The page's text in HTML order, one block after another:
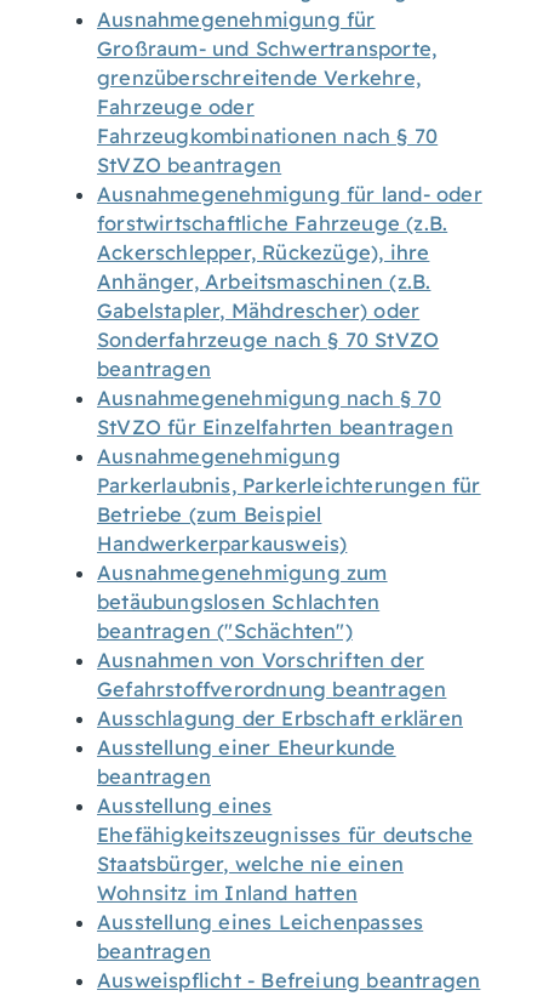
Ausnahmegenehmigung für
Großraum- und Schwertransporte,
grenzüberschreitende Verkehre,
Fahrzeuge oder
Fahrzeugkombinationen nach § 70
StVZO beantragen
Ausnahmegenehmigung für land- oder
forstwirtschaftliche Fahrzeuge (z.B.
Ackerschlepper, Rückezüge), ihre
Anhänger, Arbeitsmaschinen (z.B.
Gabelstapler, Mähdrescher) oder
Sonderfahrzeuge nach § 70 StVZO
beantragen
Ausnahmegenehmigung nach § 70
StVZO für Einzelfahrten beantragen
Ausnahmegenehmigung
Parkerlaubnis, Parkerleichterungen für
Betriebe (zum Beispiel
Handwerkerparkausweis)
Ausnahmegenehmigung zum
betäubungslosen Schlachten
beantragen ("Schächten")
Ausnahmen von Vorschriften der
Gefahrstoffverordnung beantragen
Ausschlagung der Erbschaft erklären
Ausstellung einer Eheurkunde
beantragen
Ausstellung eines
Ehefähigkeitszeugnisses für deutsche
Staatsbürger, welche nie einen
Wohnsitz im Inland hatten
Ausstellung eines Leichenpasses
beantragen
Ausweispflicht - Befreiung beantragen